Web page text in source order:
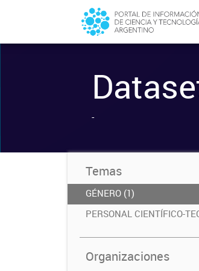
-
Temas
GÉNERO (1)
PERSONAL CIENTÍFICO-
Organizaciones